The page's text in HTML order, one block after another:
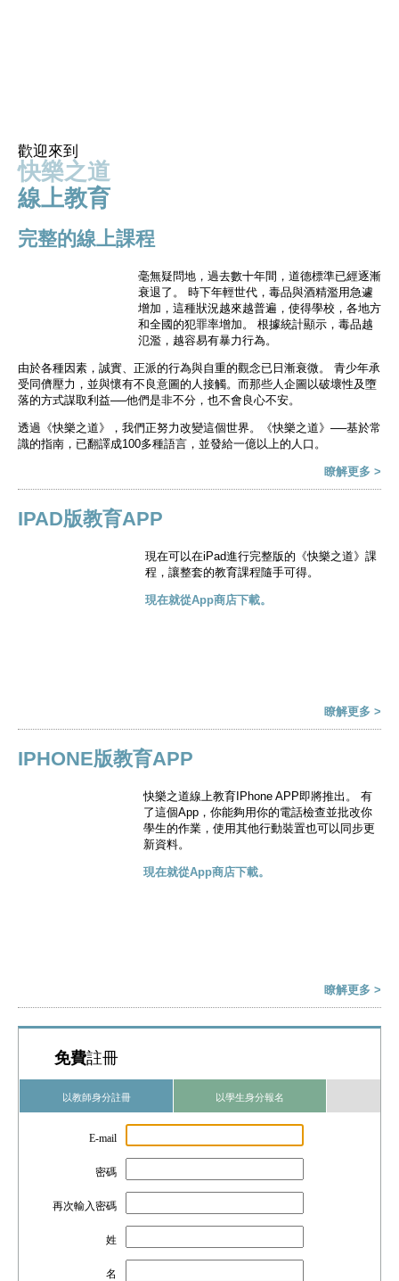
歡迎來到
快樂之道
線上教育
完整的線上課程
毫無疑問地，過去數十年間，道德標準已經逐漸
衰退了。 時下年輕世代，毒品與酒精濫用急遽
增加，這種狀況越來越普遍，使得學校，各地方
和全國的犯罪率增加。 根據統計顯示，毒品越
氾濫，越容易有暴力行為。
由於各種因素，誠實、正派的行為與自重的觀念已日漸衰微。 青少年承
受同儕壓力，並與懷有不良意圖的人接觸。而那些人企圖以破壞性及墮
落的方式謀取利益──他們是非不分，也不會良心不安。
透過《快樂之道》，我們正努力改變這個世界。《快樂之道》──基於常
識的指南，已翻譯成100多種語言，並發給一億以上的人口。
瞭解更多 >
IPAD版教育APP
現在可以在iPad進行完整版的《快樂之道》課
程，讓整套的教育課程隨手可得。
現在就從App商店下載。
瞭解更多 >
IPHONE版教育APP
快樂之道線上教育IPhone APP即將推出。 有
了這個App，你能夠用你的電話檢查並批改你
學生的作業，使用其他行動裝置也可以同步更
新資料。
現在就從App商店下載。
瞭解更多 >
免費註冊
以教師身分註冊 以學生身分報名
E-mail
密碼
再次輸入密碼
姓
名